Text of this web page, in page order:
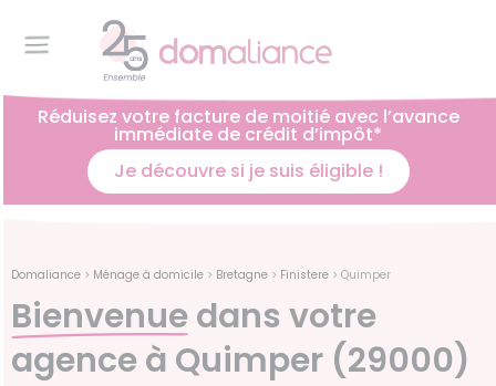
Réduisez votre facture de moitié avec l’avance
immédiate de crédit d’impôt*
Je découvre si je suis éligible !
Domaliance > Ménage à domicile > Bretagne > Finistere > Quimper
Bienvenuedans votre
agence à Quimper (29000)